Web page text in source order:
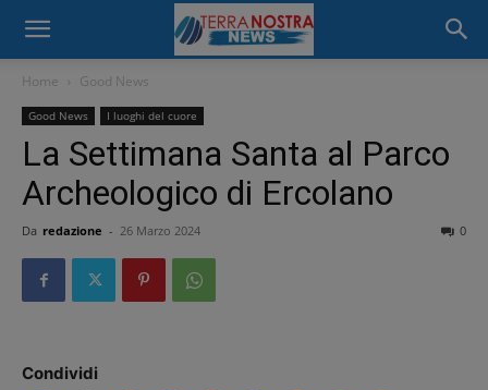
Home Good News
Good News I luoghi del cuore
La Settimana Santa al Parco
Archeologico di Ercolano
Da redazione - 26 Marzo 2024 0
Condividi